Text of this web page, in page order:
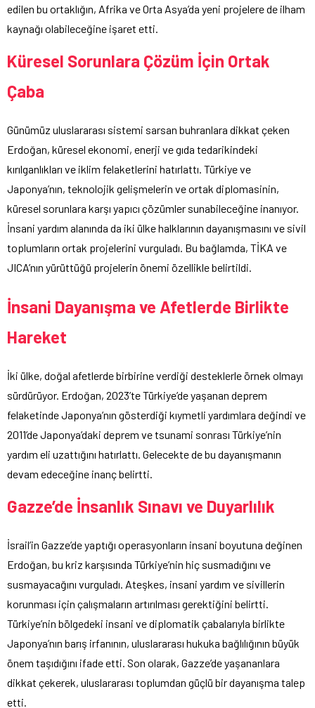
edilen bu ortaklığın, Afrika ve Orta Asya’da yeni projelere de ilham
kaynağı olabileceğine işaret etti.
Küresel Sorunlara Çözüm İçin Ortak
Çaba
Günümüz uluslararası sistemi sarsan buhranlara dikkat çeken
Erdoğan, küresel ekonomi, enerji ve gıda tedarikindeki
kırılganlıkları ve iklim felaketlerini hatırlattı. Türkiye ve
Japonya’nın, teknolojik gelişmelerin ve ortak diplomasinin,
küresel sorunlara karşı yapıcı çözümler sunabileceğine inanıyor.
İnsani yardım alanında da iki ülke halklarının dayanışmasını ve sivil
toplumların ortak projelerini vurguladı. Bu bağlamda, TİKA ve
JICA’nın yürüttüğü projelerin önemi özellikle belirtildi.
İnsani Dayanışma ve Afetlerde Birlikte
Hareket
İki ülke, doğal afetlerde birbirine verdiği desteklerle örnek olmayı
sürdürüyor. Erdoğan, 2023’te Türkiye’de yaşanan deprem
felaketinde Japonya’nın gösterdiği kıymetli yardımlara değindi ve
2011’de Japonya’daki deprem ve tsunami sonrası Türkiye’nin
yardım eli uzattığını hatırlattı. Gelecekte de bu dayanışmanın
devam edeceğine inanç belirtti.
Gazze’de İnsanlık Sınavı ve Duyarlılık
İsrail’in Gazze’de yaptığı operasyonların insani boyutuna değinen
Erdoğan, bu kriz karşısında Türkiye’nin hiç susmadığını ve
susmayacağını vurguladı. Ateşkes, insani yardım ve sivillerin
korunması için çalışmaların artırılması gerektiğini belirtti.
Türkiye’nin bölgedeki insani ve diplomatik çabalarıyla birlikte
Japonya’nın barış irfanının, uluslararası hukuka bağlılığının büyük
önem taşıdığını ifade etti. Son olarak, Gazze’de yaşananlara
dikkat çekerek, uluslararası toplumdan güçlü bir dayanışma talep
etti.